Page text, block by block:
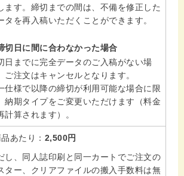
ます。締切までの間は、不備を修正した
タを再入稿いただくことができます。
切日に間に合わなかった場合
日までに完全データのご入稿がない場
ご注文はキャンセルとなります。
仕様で以降の締切が利用可能な場合に限
納期タイプをご変更いただけます（料金
計算されます）。
あたり： 2,500円
し、同人誌印刷と同一カートでご注文の
ター、クリアファイルの搬入手数料は無